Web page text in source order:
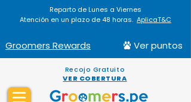
Reparto de Lunes a Viernes
Atención en un plazo de 48 horas. AplicaT&C
Groomers Rewards Ver puntos
Recojo Gratuito
VER COBERTURA